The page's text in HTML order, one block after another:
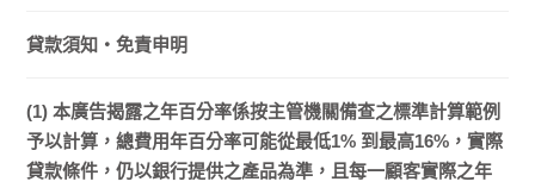
貸款須知・免責申明
(1) 本廣告揭露之年百分率係按主管機關備查之標準計算範例
予以計算，總費用年百分率可能從最低1% 到最高16%，實際
貸款條件，仍以銀行提供之產品為準，且每一顧客實際之年